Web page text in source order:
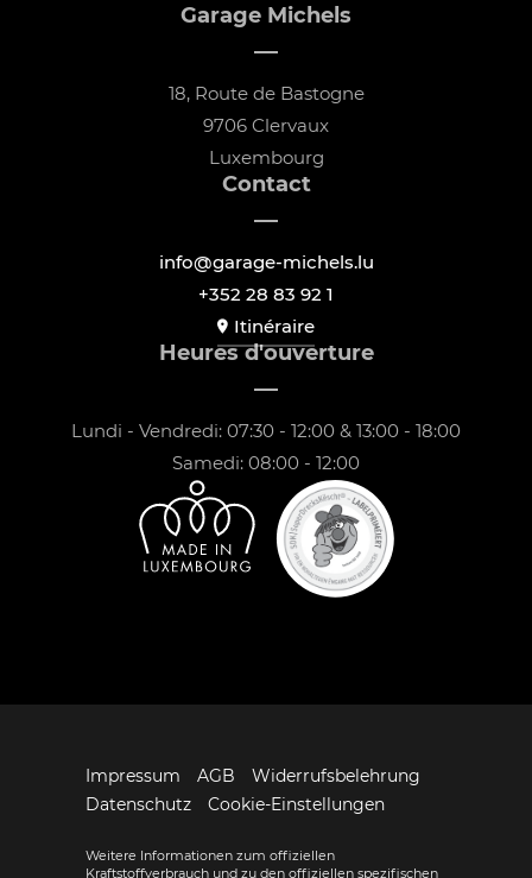
Garage Michels
18, Route de Bastogne
9706 Clervaux
Luxembourg
Contact
info@garage-michels.lu
+352 28 83 92 1
Itinéraire
Heures d'ouverture
Lundi - Vendredi: 07:30 - 12:00 & 13:00 - 18:00
Samedi: 08:00 - 12:00
Impressum AGB
Widerrufsbelehrung
Datenschutz
Cookie-Einstellungen
Weitere Informationen zum offiziellen
Kraftstoffverbrauch und zu den offiziellen spezifischen